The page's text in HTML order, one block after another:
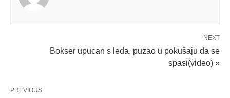
NEXT
Bokser upucan s leđa, puzao u pokušaju da se
spasi(video) »
PREVIOUS